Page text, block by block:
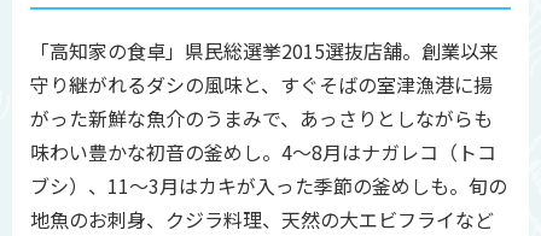
「高知家の食卓」県民総選挙2015選抜店舗。創業以来
守り継がれるダシの風味と、すぐそばの室津漁港に揚
がった新鮮な魚介のうまみで、あっさりとしながらも
味わい豊かな初音の釜めし。4～8月はナガレコ（トコ
ブシ）、11～3月はカキが入った季節の釜めしも。旬の
地魚のお刺身、クジラ料理、天然の大エビフライなど